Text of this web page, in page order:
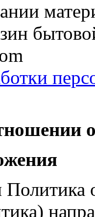
Политика